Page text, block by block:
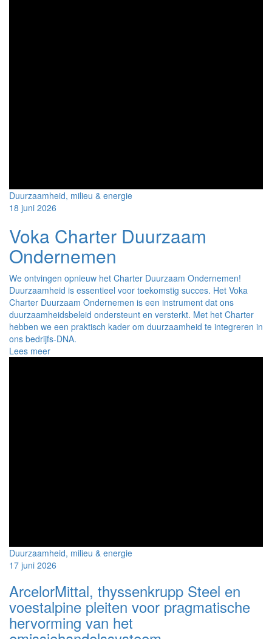
Duurzaamheid, milieu & energie
18 juni 2026
Voka Charter Duurzaam
Ondernemen
We ontvingen opnieuw het Charter Duurzaam Ondernemen!
Duurzaamheid is essentieel voor toekomstig succes. Het Voka
Charter Duurzaam Ondernemen is een instrument dat ons
duurzaamheidsbeleid ondersteunt en versterkt. Met het Charter
hebben we een praktisch kader om duurzaamheid te integreren in
ons bedrijfs-DNA.
Lees meerover
Duurzaamheid, milieu & energie
17 juni 2026
ArcelorMittal, thyssenkrupp Steel en
voestalpine pleiten voor pragmatische
hervorming van het